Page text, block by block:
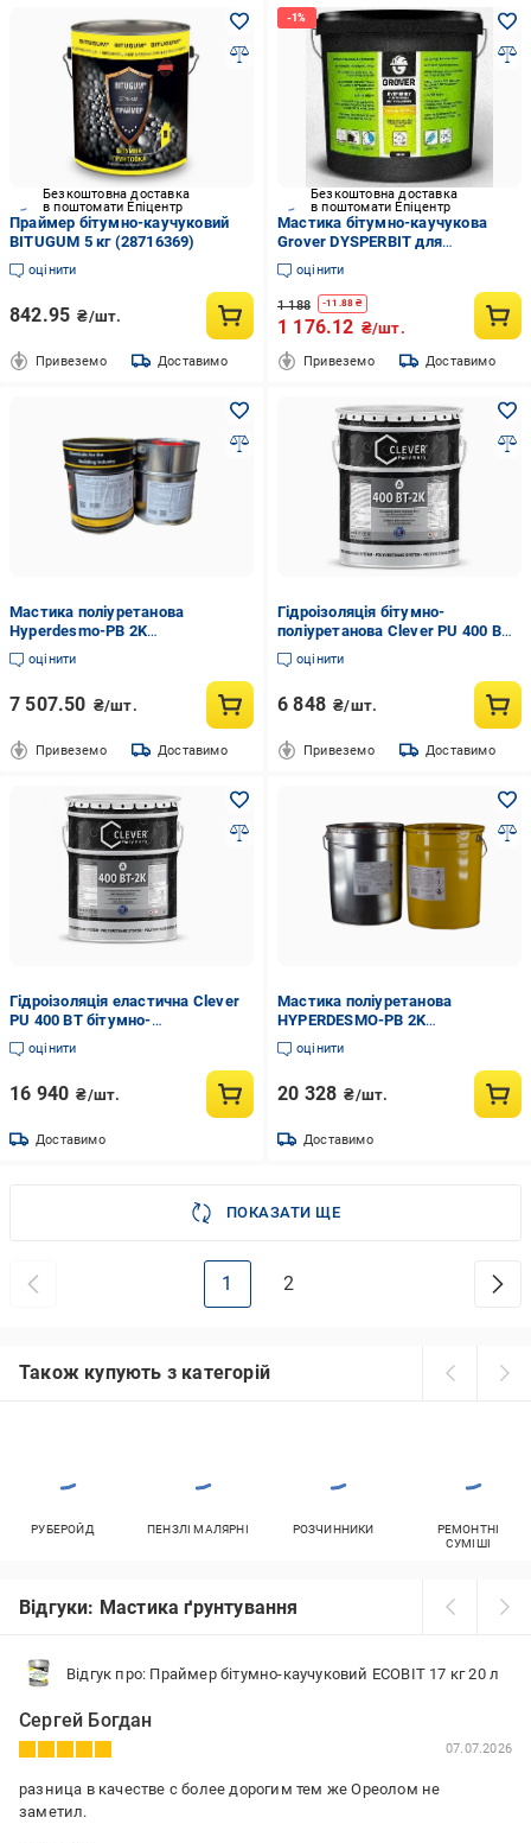
Безкоштовна доставка
в поштомати Епіцентр
Праймер бітумно-каучуковий
BITUGUM 5 кг (28716369)
оцінити
842.95 ₴/шт.
Привеземо Доставимо
Безкоштовна доставка
в поштомати Епіцентр
Мастика бітумно-каучукова
Grover DYSPERBIT для
гідроізоляції фундаментів 10 кг
(26891664)
оцінити
1 188 -11.88 ₴
1 176.12 ₴/шт.
Привеземо Доставимо
Мастика поліуретанова
Hyperdesmo-PB 2K
двокомпонентна 10 кг
(26403507)
оцінити
7 507.50 ₴/шт.
Привеземо Доставимо
Гідроізоляція бітумно-
поліуретанова Clever PU 400 BT
двокомпонентна/еластична для
фундаменту/покрівель/терас/
(1177362591)
оцінити
6 848 ₴/шт.
Привеземо Доставимо
Гідроізоляція еластична Clever
PU 400 BT бітумно-
поліуретанова для
фундаментів/терас покрівель
оцінити
16 940 ₴/шт.
Доставимо
Мастика поліуретанова
HYPERDESMO-PB 2K
двокомпонентна 40 кг
оцінити
20 328 ₴/шт.
Доставимо
ПОКАЗАТИ ЩЕ
1 2
Також купують з категорій
РУБЕРОЙД ПЕНЗЛІ МАЛЯРНІ РОЗЧИННИКИ
РЕМОНТНІ
СУМІШІ
Відгуки: Мастика ґрунтування
Відгук про: Праймер бітумно-каучуковий ECOBIT 17 кг 20 л
Сергей Богдан
07.07.2026
разница в качестве с более дорогим тем же Ореолом не
заметил.